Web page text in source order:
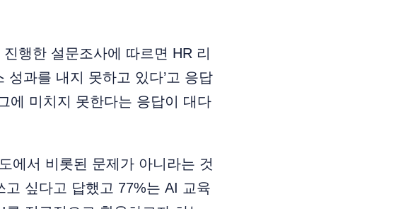
행한 설문조사에 따르면 HR 리
성과를 내지 못하고 있다’고 응답
에 미치지 못한다는 응답이 대다
에서 비롯된 문제가 아니라는 것
싶다고 답했고 77%는 AI 교육